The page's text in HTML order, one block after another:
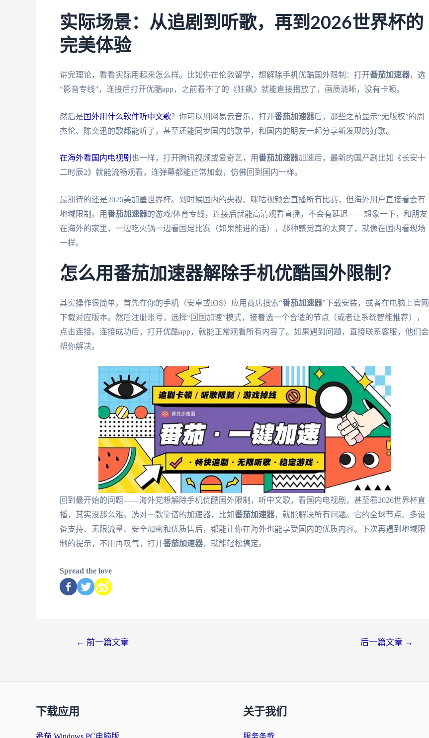
实际场景：从追剧到听歌，再到2026世界杯的
完美体验
讲完理论，看看实际用起来怎么样。比如你在伦敦留学，想解除手机优酷国外限制：打开番茄加速器，选
“影音专线”，连接后打开优酷app，之前看不了的《狂飙》就能直接播放了，画质清晰，没有卡顿。
然后是 国外用什么软件听中文歌？你可以用网易云音乐，打开番茄加速器后，那些之前显示“无版权”的周
杰伦、陈奕迅的歌都能听了，甚至还能同步国内的歌单，和国内的朋友一起分享新发现的好歌。
在海外看国内电视剧 也一样，打开腾讯视频或爱奇艺，用番茄加速器加速后，最新的国产剧比如《长安十
二时辰2》就能流畅观看，连弹幕都能正常加载，仿佛回到国内一样。
最期待的还是2026美加墨世界杯。到时候国内的央视、咪咕视频会直播所有比赛，但海外用户直接看会有
地域限制。用番茄加速器的游戏/体育专线，连接后就能高清观看直播，不会有延迟——想象一下，和朋友
在海外的家里，一边吃火锅一边看国足比赛（如果能进的话），那种感觉真的太爽了，就像在国内看现场
一样。
怎么用番茄加速器解除手机优酷国外限制？
其实操作很简单。首先在你的手机（安卓或iOS）应用商店搜索“番茄加速器”下载安装，或者在电脑上官网
下载对应版本。然后注册账号，选择“回国加速”模式，接着选一个合适的节点（或者让系统智能推荐），
点击连接。连接成功后，打开优酷app，就能正常观看所有内容了。如果遇到问题，直接联系客服，他们会
帮你解决。
回到最开始的问题——海外党想解除手机优酷国外限制，听中文歌，看国内电视剧，甚至看2026世界杯直
播，其实没那么难。选对一款靠谱的加速器，比如番茄加速器，就能解决所有问题。它的全球节点、多设
备支持、无限流量、安全加密和优质售后，都能让你在海外也能享受国内的优质内容。下次再遇到地域限
制的提示，不用再叹气，打开番茄加速器，就能轻松搞定。
Spread the love
← 前一篇文章 后一篇文章 →
下载应用
番茄 Windows PC电脑版
关于我们
服务条款